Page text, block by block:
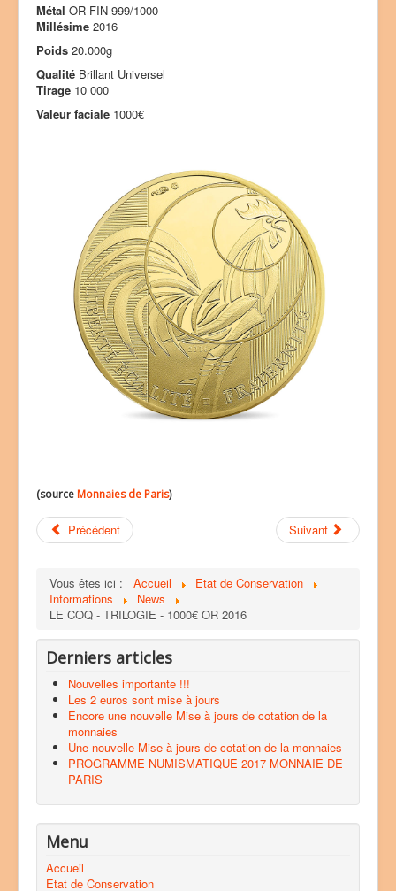
Métal OR FIN 999/1000
Millésime 2016
Poids 20.000g
Qualité Brillant Universel
Tirage 10 000
Valeur faciale 1000€
(sourceMonnaies de Paris)
Précédent Suivant
Vous êtes ici : Accueil
Etat de Conservation
Informations
News
LE COQ - TRILOGIE - 1000€ OR 2016
Derniers articles
Nouvelles importante !!!
Les 2 euros sont mise à jours
Encore une nouvelle Mise à jours de cotation de la
monnaies
Une nouvelle Mise à jours de cotation de la monnaies
PROGRAMME NUMISMATIQUE 2017 MONNAIE DE
PARIS
Menu
Accueil
Etat de Conservation